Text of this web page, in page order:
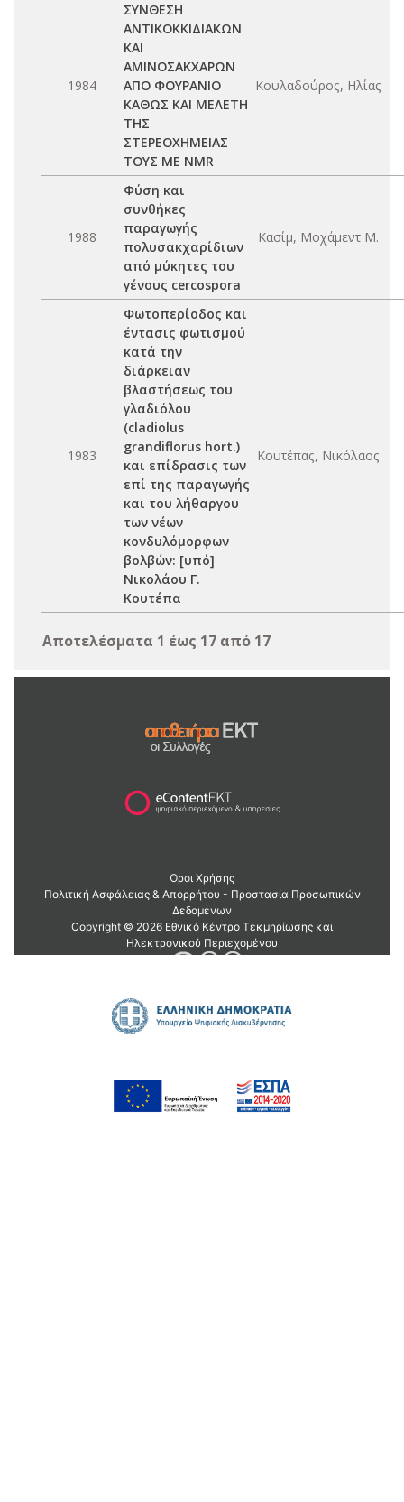
1984
ΣΥΝΘΕΣΗ
ΑΝΤΙΚΟΚΚΙΔΙΑΚΩΝ
ΚΑΙ
ΑΜΙΝΟΣΑΚΧΑΡΩΝ
ΑΠΟ ΦΟΥΡΑΝΙΟ
ΚΑΘΩΣ ΚΑΙ ΜΕΛΕΤΗ
ΤΗΣ
ΣΤΕΡΕΟΧΗΜΕΙΑΣ
ΤΟΥΣ ΜΕ NMR
Κουλαδούρος, Ηλίας
1988
Φύση και
συνθήκες
παραγωγής
πολυσακχαρίδιων
από μύκητες του
γένους cercospora
Κασίμ, Μοχάμεντ Μ.
1983
Φωτοπερίοδος και
έντασις φωτισμού
κατά την
διάρκειαν
βλαστήσεως του
γλαδιόλου
(cladiolus
grandiflorus hort.)
και επίδρασις των
επί της παραγωγής
και του λήθαργου
των νέων
κονδυλόμορφων
βολβών: [υπό]
Νικολάου Γ.
Κουτέπα
Κουτέπας, Νικόλαος
Αποτελέσματα 1 έως 17 από 17